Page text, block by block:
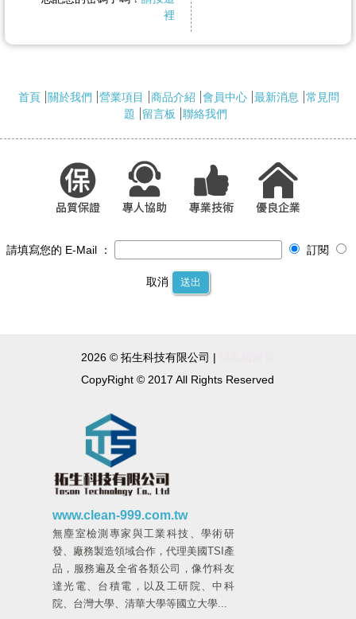
裡
首頁 關於我們 營業項目 商品介紹 會員中心 最新消息
常見問
題
留言板 聯絡我們
請填寫您的 E-Mail ： 訂閱
取消 送出
2026 © 拓生科技有限公司 |
CopyRight © 2017 All Rights Reserved
www.clean-999.com.tw
無塵室檢測專家與工業科技、學術研
發、廠務製造領域合作，代理美國TSI產
品，服務遍及全省各類公司，像竹科友
達光電、台積電，以及工研院、中科
院、台灣大學、清華大學等國立大學...